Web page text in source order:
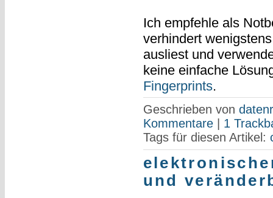
Ich empfehle als
verhindert
ausliest und
keine einfache
Fingerprints.
Geschrieben von
Kommentare| 1
Tags für diesen Artikel:
und